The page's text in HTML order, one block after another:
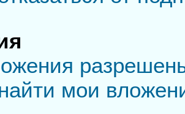
мои